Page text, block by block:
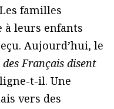
familles
à leurs enfants
Aujourd’hui, le
des Français disent
t-il. Une
vers des